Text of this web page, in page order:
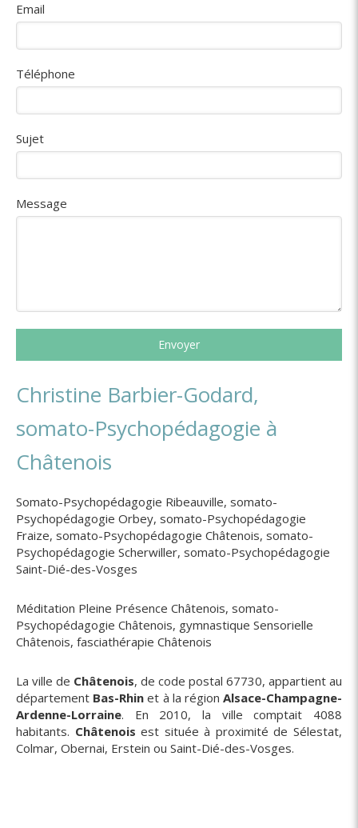
Email
Téléphone
Sujet
Message
Envoyer
Christine Barbier-Godard,
somato-Psychopédagogie à
Châtenois
Somato-Psychopédagogie Ribeauville, somato-
Psychopédagogie Orbey, somato-Psychopédagogie
Fraize, somato-Psychopédagogie Châtenois, somato-
Psychopédagogie Scherwiller, somato-Psychopédagogie
Saint-Dié-des-Vosges
Méditation Pleine Présence Châtenois, somato-
Psychopédagogie Châtenois, gymnastique Sensorielle
Châtenois, fasciathérapie Châtenois
La ville de Châtenois, de code postal 67730, appartient au
département Bas-Rhin et à la régionAlsace-Champagne-
Ardenne-Lorraine. En 2010, la ville comptait 4088
habitants. Châtenois est située à proximité de Sélestat,
Colmar, Obernai, Erstein ou Saint-Dié-des-Vosges.